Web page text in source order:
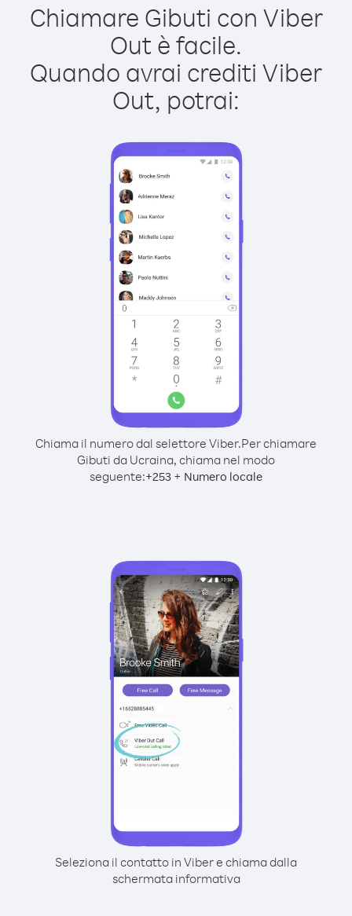
Chiamare Gibuti con Viber
Out è facile.
Quando avrai crediti Viber
Out, potrai:
Chiama il numero dal selettore Viber.Per chiamare
Gibuti da Ucraina, chiama nel modo
seguente:+253 + Numero locale
Seleziona il contatto in Viber e chiama dalla
schermata informativa